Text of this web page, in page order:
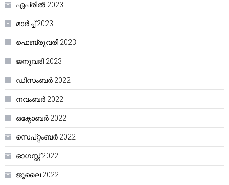
ഏപ്രിൽ 2023
മാർച്ച്‌ 2023
ഫെബ്രുവരി 2023
ജനുവരി 2023
ഡിസംബർ 2022
നവംബർ 2022
ഒക്ടോബർ 2022
സെപ്റ്റംബർ 2022
ഓഗസ്റ്റ്‌ 2022
ജൂലൈ 2022